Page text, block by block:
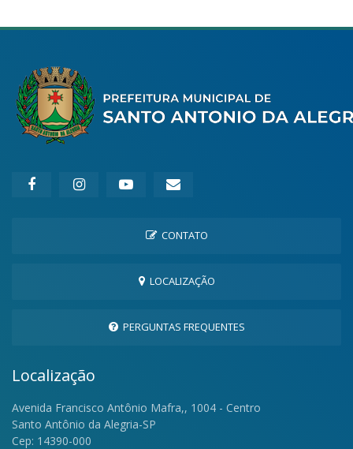
CONTATO
LOCALIZAÇÃO
PERGUNTAS FREQUENTES
Localização
Avenida Francisco Antônio Mafra,, 1004 - Centro
Santo Antônio da Alegria-SP
Cep: 14390-000